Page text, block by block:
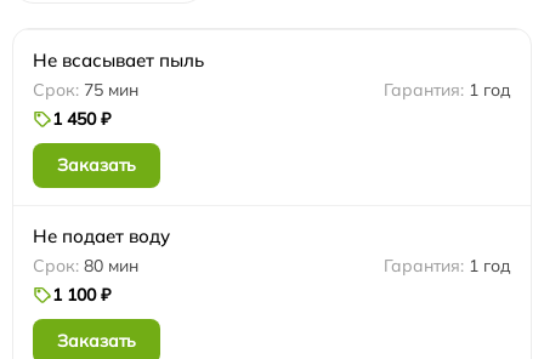
Не всасывает пыль
75 мин
1 год
1 450 ₽
Заказать
Не подает воду
80 мин
1 год
1 100 ₽
Заказать